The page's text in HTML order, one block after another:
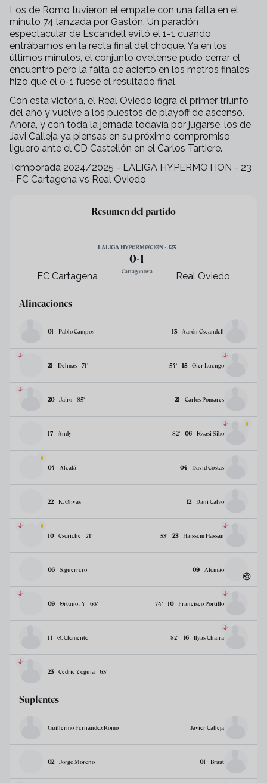
Los de Romo tuvieron el empate con una falta en el
minuto 74 lanzada por Gastón. Un paradón
espectacular de Escandell evitó el 1-1 cuando
entrábamos en la recta final del choque. Ya en los
últimos minutos, el conjunto ovetense pudo cerrar el
encuentro pero la falta de acierto en los metros finales
hizo que el 0-1 fuese el resultado final.
Con esta victoria, el Real Oviedo logra el primer triunfo
del año y vuelve a los puestos de playoff de ascenso.
Ahora, y con toda la jornada todavía por jugarse, los de
Javi Calleja ya piensas en su próximo compromiso
liguero ante el CD Castellón en el Carlos Tartiere.
Temporada 2024/2025 - LALIGA HYPERMOTION - 23
- FC Cartagena vs Real Oviedo
Resumen del partido
FC Cartagena
LALIGA HYPERMOTION · J23
0-1
Cartagonova Real Oviedo
Alineaciones
01 Pablo Campos 13 Aarón Escandell
21 Delmas 71’ 15 Oier Luengo
54’
20 Jairo 85’ 21 Carlos Pomares
17 Andy 06 Kwasi Sibo
82’
04 Alcalá 04 David Costas
22 K. Olivas 12 Dani Calvo
10 Escriche 71’ 23 Haissem Hassan
53’
06 S.guerrero 09 Alemâo
09 Ortuño . Y 63’ 10 Francisco Portillo
74’
11 O. Clemente 16 Ilyas Chaira
82’
23 Cedric Teguia 63’
Suplentes
Guillermo Fernández Romo Javier Calleja
02 Jorge Moreno 01 Braat